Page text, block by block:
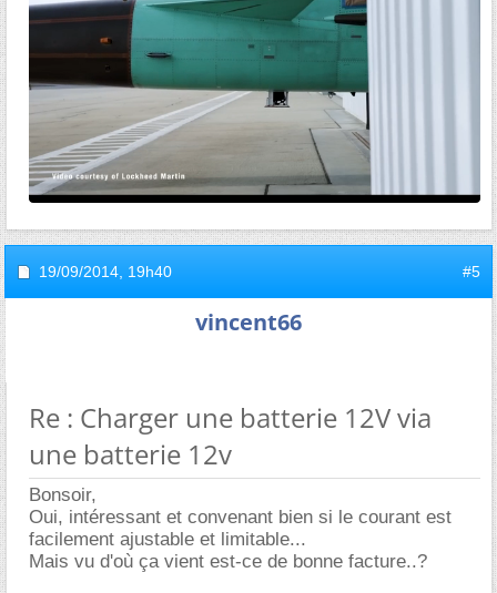
19/09/2014, 19h40 #5
vincent66
Re : Charger une batterie 12V via
une batterie 12v
Bonsoir,
Oui, intéressant et convenant bien si le courant est
facilement ajustable et limitable...
Mais vu d'où ça vient est-ce de bonne facture..?